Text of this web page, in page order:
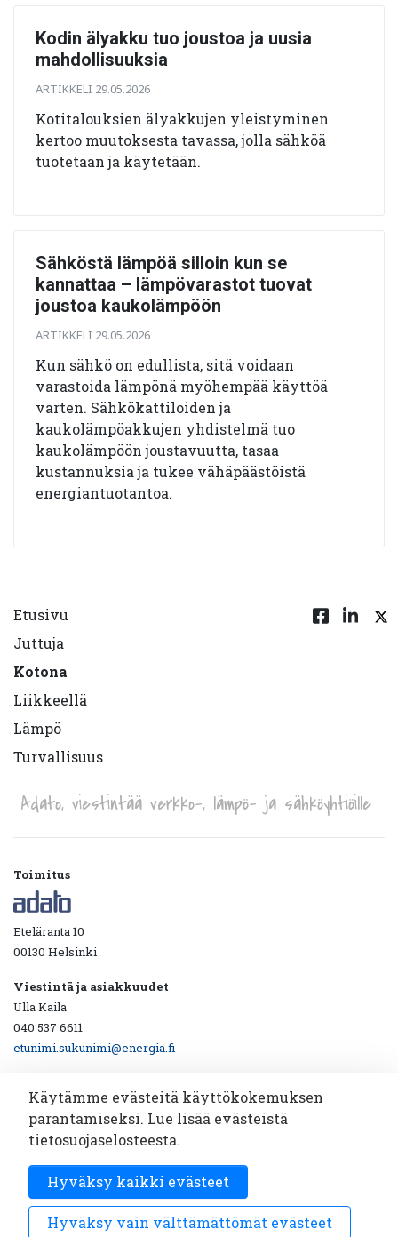
Kodin älyakku tuo joustoa ja uusia
mahdollisuuksia
ARTIKKELI 29.05.2026
Kotitalouksien älyakkujen yleistyminen
kertoo muutoksesta tavassa, jolla sähköä
tuotetaan ja käytetään.
Sähköstä lämpöä silloin kun se
kannattaa – lämpövarastot tuovat
joustoa kaukolämpöön
ARTIKKELI 29.05.2026
Kun sähkö on edullista, sitä voidaan
varastoida lämpönä myöhempää käyttöä
varten. Sähkökattiloiden ja
kaukolämpöakkujen yhdistelmä tuo
kaukolämpöön joustavuutta, tasaa
kustannuksia ja tukee vähäpäästöistä
energiantuotantoa.
Etusivu
Juttuja
Kotona
Liikkeellä
Lämpö
Turvallisuus
Adato, viestintää verkko-, lämpö- ja sähköyhtiöille
Toimitus
Eteläranta 10
00130 Helsinki
Viestintä ja asiakkuudet
Ulla Kaila
040 537 6611
etunimi.sukunimi@energia.fi
Ota yhteyttä!
Katsotaan yhdessä miten viestintäyhteistyö toimii.
Sähköpostiosoite
Käytämme evästeitä käyttökokemuksen
parantamiseksi. Lue lisää evästeistä
tietosuojaselosteesta.
Hyväksy kaikki evästeet
Hyväksy vain välttämättömät evästeet